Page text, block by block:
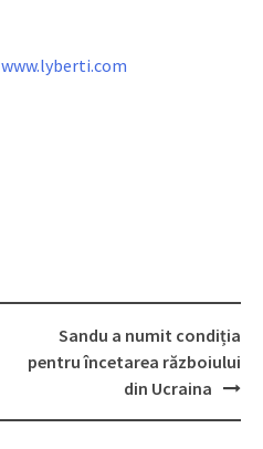
www.lyberti.com
Sandu a numit condiția
pentru încetarea războiului
din Ucraina